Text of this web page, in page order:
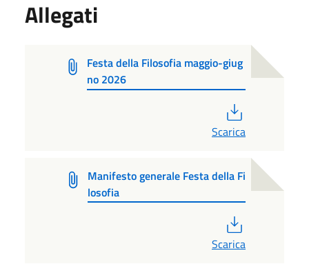
Allegati
Festa della Filosofia maggio-giug
no 2026
Scarica
Manifesto generale Festa della Fi
losofia
Scarica